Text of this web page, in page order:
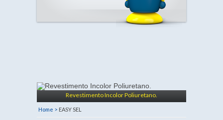
Revestimento Incolor Poliuretano.
Home > EASY SEL